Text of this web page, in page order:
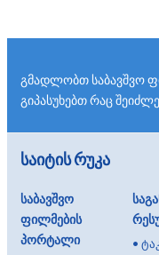
გმადლობთ საბავშვო
გიპასუხებთ რაც
საიტის რუკა
საბავშვო
ფილმების
პორტალი
•